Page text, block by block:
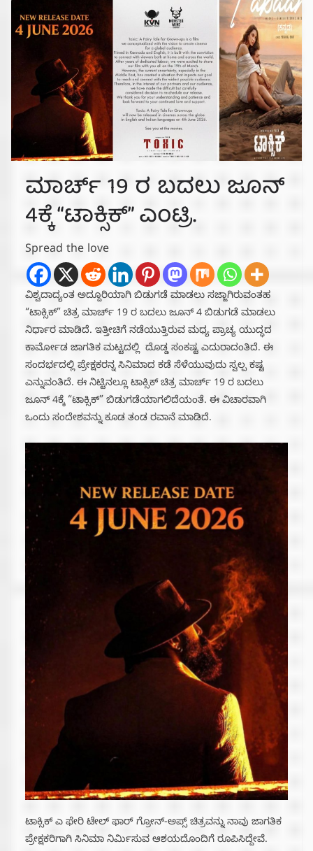
ಮಾರ್ಚ್ 19 ರ ಬದಲು ಜೂನ್
4ಕ್ಕೆ “ಟಾಕ್ಸಿಕ್” ಎಂಟ್ರಿ.
Spread the love
ವಿಶ್ವದಾದ್ಯಂತ ಅದ್ದೂರಿಯಾಗಿ ಬಿಡುಗಡೆ ಮಾಡಲು ಸಜ್ಜಾಗಿರುವಂತಹ
“ಟಾಕ್ಸಿಕ್” ಚಿತ್ರ ಮಾರ್ಚ್ 19 ರ ಬದಲು ಜೂನ್ 4 ಬಿಡುಗಡೆ ಮಾಡಲು
ನಿರ್ಧಾರ ಮಾಡಿದೆ. ಇತ್ತೀಚಿಗೆ ನಡೆಯುತ್ತಿರುವ ಮಧ್ಯ ಪ್ರಾಚ್ಯ ಯುದ್ಧದ
ಕಾರ್ಮೋಡ ಜಾಗತಿಕ ಮಟ್ಟದಲ್ಲಿ ದೊಡ್ಡ ಸಂಕಷ್ಟ ಎದುರಾದಂತಿದೆ. ಈ
ಸಂದರ್ಭದಲ್ಲಿ ಪ್ರೇಕ್ಷಕರನ್ನ ಸಿನಿಮಾದ ಕಡೆ ಸೆಳೆಯುವುದು ಸ್ವಲ್ಪ ಕಷ್ಟ
ಎನ್ನುವಂತಿದೆ. ಈ ನಿಟ್ಟಿನಲ್ಲೂ ಟಾಕ್ಸಿಕ್ ಚಿತ್ರ ಮಾರ್ಚ್ 19 ರ ಬದಲು
ಜೂನ್ 4ಕ್ಕೆ “ಟಾಕ್ಸಿಕ್” ಬಿಡುಗಡೆಯಾಗಲಿದೆಯಂತೆ. ಈ ವಿಚಾರವಾಗಿ
ಒಂದು ಸಂದೇಶವನ್ನು ಕೂಡ ತಂಡ ರವಾನೆ ಮಾಡಿದೆ.
ಟಾಕ್ಸಿಕ್ ಎ ಫೇರಿ ಟೇಲ್ ಫಾರ್ ಗ್ರೋನ್-ಅಪ್ಸ್ ಚಿತ್ರವನ್ನು ನಾವು ಜಾಗತಿಕ
ಪ್ರೇಕ್ಷಕರಿಗಾಗಿ ಸಿನಿಮಾ ನಿರ್ಮಿಸುವ ಆಶಯದೊಂದಿಗೆ ರೂಪಿಸಿದ್ದೇವೆ.